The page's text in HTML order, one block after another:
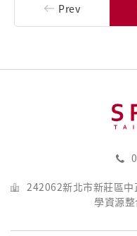
Prev
242062新北市新莊區
學資源